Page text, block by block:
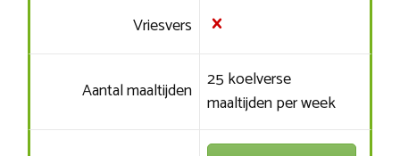
Vriesvers
Aantal maaltijden 25 koelverse
maaltijden per week